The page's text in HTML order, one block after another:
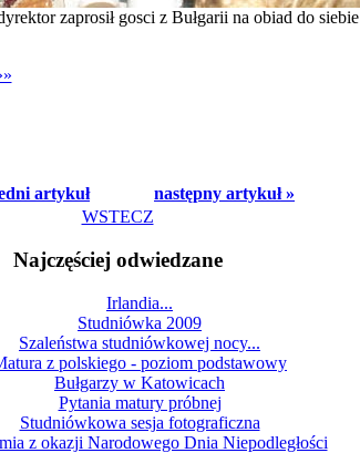
zaprosił gosci z Bułgarii na obiad do siebie
artykuł
następny artykuł »
WSTECZ
Najczęściej odwiedzane
Irlandia...
Studniówka 2009
Szaleństwa studniówkowej nocy...
z polskiego - poziom podstawowy
Bułgarzy w Katowicach
Pytania matury próbnej
Studniówkowa sesja fotograficzna
z okazji Narodowego Dnia Niepodległości